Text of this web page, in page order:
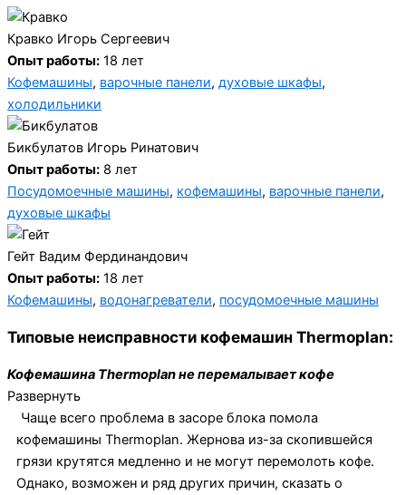
Кравко Игорь Сергеевич
Опыт работы: 18 лет
Кофемашины, варочные панели, духовые шкафы,
холодильники
Бикбулатов Игорь Ринатович
Опыт работы: 8 лет
Посудомоечные машины, кофемашины, варочные панели,
духовые шкафы
Гейт Вадим Фердинандович
Опыт работы: 18 лет
Кофемашины, водонагреватели, посудомоечные машины
Типовые неисправности кофемашин Thermoplan:
Кофемашина Thermoplan не перемалывает кофе
Развернуть
Чаще всего проблема в засоре блока помола
кофемашины Thermoplan. Жернова из-за скопившейся
грязи крутятся медленно и не могут перемолоть кофе.
Однако, возможен и ряд других причин, сказать о